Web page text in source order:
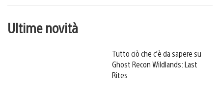
Ultime novità
Tutto ciò che c’è da sapere su
Ghost Recon Wildlands: Last
Rites